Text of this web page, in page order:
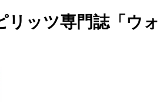
リッツ専門誌「ウォ